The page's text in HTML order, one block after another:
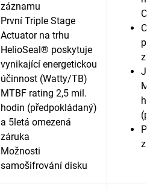
záznamu
První Triple Stage
Actuator na trhu
HelioSeal® poskytuje
vynikající energetickou
účinnost (Watty/TB)
MTBF rating 2,5 mil.
hodin (předpokládaný)
a 5letá omezená
záruka
Možnosti
samošifrování disku